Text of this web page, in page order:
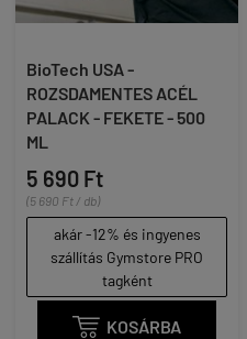
BioTech USA -
ROZSDAMENTES ACÉL
PALACK - FEKETE - 500
ML
5 690 Ft
(5 690 Ft / db)
akár -12% és ingyenes
szállítás Gymstore PRO
tagként
 KOSÁRBA